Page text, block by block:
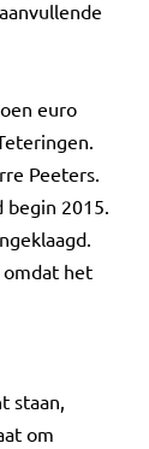
euro
Peeters.
begin 2015.
omdat het
staan,
om